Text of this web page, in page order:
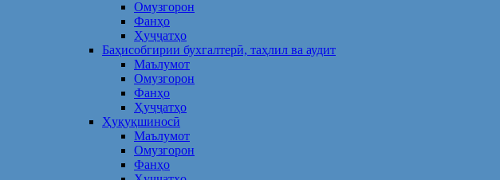
Омузгорон
Фанҳо
Ҳуҷҷатҳо
Баҳисобгирии бухгалтерӣ, таҳлил ва аудит
Маълумот
Омузгорон
Фанҳо
Ҳуҷҷатҳо
Ҳуқуқшиносӣ
Маълумот
Омузгорон
Фанҳо